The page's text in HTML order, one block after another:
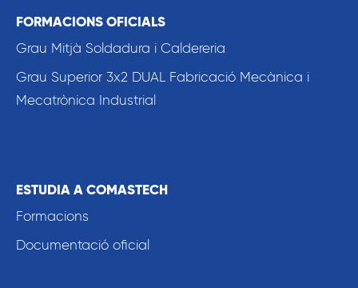
FORMACIONS OFICIALS
Grau Mitjà Soldadura i Caldereria
Grau Superior 3x2 DUAL Fabricació Mecànica i
Mecatrònica Industrial
ESTUDIA A COMASTECH
Formacions
Documentació oficial